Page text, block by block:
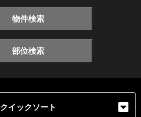
物件検索
部位検索
クイックソート